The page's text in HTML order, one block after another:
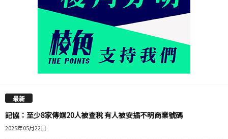
最新
記協：至少8家傳媒20人被查稅 有人被安插不明商業號碼
2025年05月22日